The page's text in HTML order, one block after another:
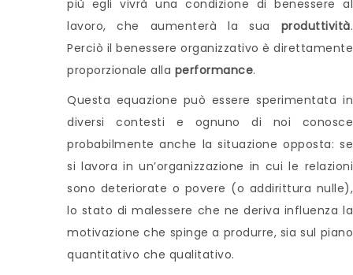
più egli vivrà una condizione di benessere al
lavoro, che aumenterà la sua produttività.
Perciò il benessere organizzativo è direttamente
proporzionale alla performance.
Questa equazione può essere sperimentata in
diversi contesti e ognuno di noi conosce
probabilmente anche la situazione opposta: se
si lavora in un’organizzazione in cui le relazioni
sono deteriorate o povere (o addirittura nulle),
lo stato di malessere che ne deriva influenza la
motivazione che spinge a produrre, sia sul piano
quantitativo che qualitativo.